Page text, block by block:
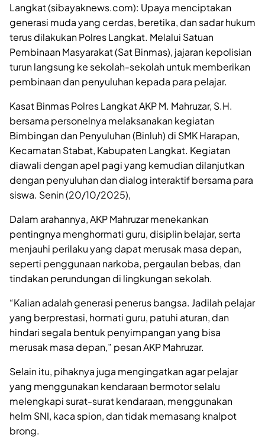
Langkat (sibayaknews.com): Upaya menciptakan
generasi muda yang cerdas, beretika, dan sadar hukum
terus dilakukan Polres Langkat. Melalui Satuan
Pembinaan Masyarakat (Sat Binmas), jajaran kepolisian
turun langsung ke sekolah-sekolah untuk memberikan
pembinaan dan penyuluhan kepada para pelajar.
Kasat Binmas Polres Langkat AKP M. Mahruzar, S.H.
bersama personelnya melaksanakan kegiatan
Bimbingan dan Penyuluhan (Binluh) di SMK Harapan,
Kecamatan Stabat, Kabupaten Langkat. Kegiatan
diawali dengan apel pagi yang kemudian dilanjutkan
dengan penyuluhan dan dialog interaktif bersama para
siswa. Senin (20/10/2025),
Dalam arahannya, AKP Mahruzar menekankan
pentingnya menghormati guru, disiplin belajar, serta
menjauhi perilaku yang dapat merusak masa depan,
seperti penggunaan narkoba, pergaulan bebas, dan
tindakan perundungan di lingkungan sekolah.
“Kalian adalah generasi penerus bangsa. Jadilah pelajar
yang berprestasi, hormati guru, patuhi aturan, dan
hindari segala bentuk penyimpangan yang bisa
merusak masa depan,” pesan AKP Mahruzar.
Selain itu, pihaknya juga mengingatkan agar pelajar
yang menggunakan kendaraan bermotor selalu
melengkapi surat-surat kendaraan, menggunakan
helm SNI, kaca spion, dan tidak memasang knalpot
brong.